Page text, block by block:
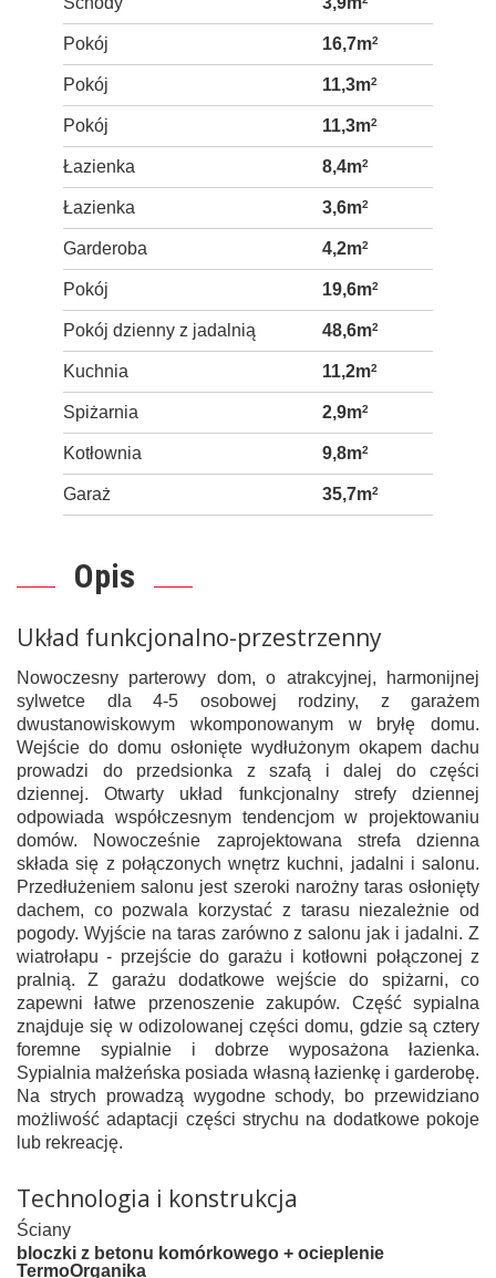
Pokój 16,7m2
Pokój 11,3m2
Pokój 11,3m2
Łazienka 8,4m2
Łazienka 3,6m2
Garderoba 4,2m2
Pokój 19,6m2
Pokój dzienny z jadalnią 48,6m2
Kuchnia 11,2m2
Spiżarnia 2,9m2
Kotłownia 9,8m2
Garaż 35,7m2
Opis
Układ funkcjonalno-przestrzenny
Nowoczesny parterowy dom, o atrakcyjnej, harmonijnej
sylwetce dla 4-5 osobowej rodziny, z garażem
dwustanowiskowym wkomponowanym w bryłę domu.
Wejście do domu osłonięte wydłużonym okapem dachu
prowadzi do przedsionka z szafą i dalej do części
dziennej. Otwarty układ funkcjonalny strefy dziennej
odpowiada współczesnym tendencjom w projektowaniu
domów. Nowocześnie zaprojektowana strefa dzienna
składa się z połączonych wnętrz kuchni, jadalni i salonu.
Przedłużeniem salonu jest szeroki narożny taras osłonięty
dachem, co pozwala korzystać z tarasu niezależnie od
pogody. Wyjście na taras zarówno z salonu jak i jadalni. Z
wiatrołapu - przejście do garażu i kotłowni połączonej z
pralnią. Z garażu dodatkowe wejście do spiżarni, co
zapewni łatwe przenoszenie zakupów. Część sypialna
znajduje się w odizolowanej części domu, gdzie są cztery
foremne sypialnie i dobrze wyposażona łazienka.
Sypialnia małżeńska posiada własną łazienkę i garderobę.
Na strych prowadzą wygodne schody, bo przewidziano
możliwość adaptacji części strychu na dodatkowe pokoje
lub rekreację.
Technologia i konstrukcja
Ściany
bloczki z betonu komórkowego + ocieplenie
TermoOrganika